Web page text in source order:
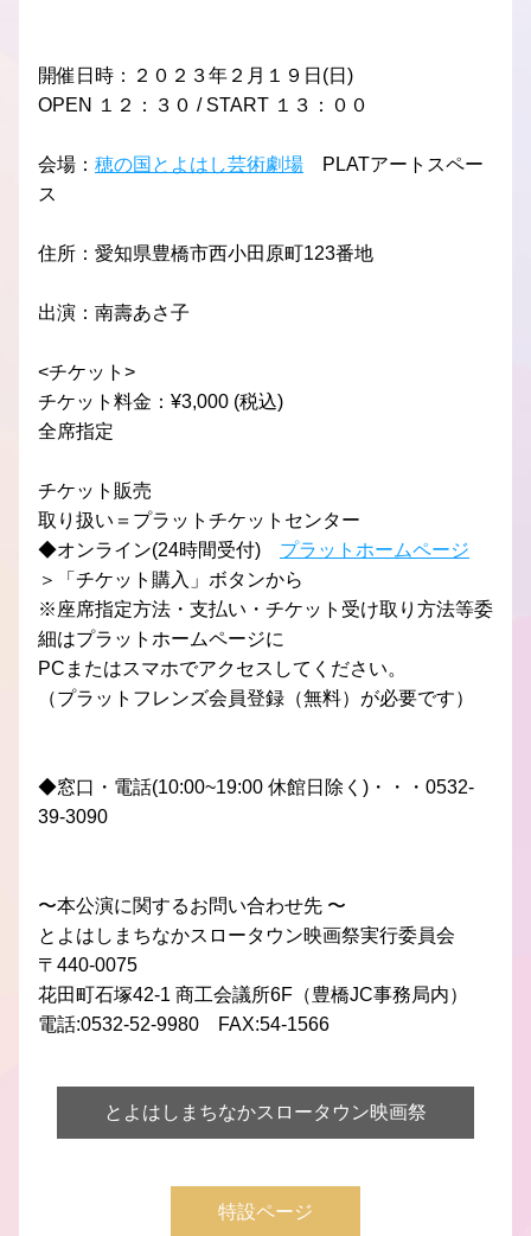
開催日時：２０２３年２月１９日(日)
OPEN １２：３０ / START １３：００
会場： 穂の国とよはし芸術劇場 PLATアートスペー
ス
住所：愛知県豊橋市西小田原町123番地
出演：南壽あさ子
<チケット>
チケット料金：¥3,000 (税込)
全席指定
チケット販売
取り扱い＝プラットチケットセンター
◆オンライン(24時間受付) プラットホームページ
＞「チケット購入」ボタンから
※座席指定方法・支払い・チケット受け取り方法等委
細はプラットホームページに
PCまたはスマホでアクセスしてください。
（プラットフレンズ会員登録（無料）が必要です）
◆窓口・電話(10:00~19:00 休館日除く)・・・0532-
39-3090
〜本公演に関するお問い合わせ先 〜
とよはしまちなかスロータウン映画祭実行委員会
〒440-0075
花田町石塚42-1 商工会議所6F（豊橋JC事務局内）
電話:0532-52-9980　FAX:54-1566
とよはしまちなかスロータウン映画祭
特設ページ